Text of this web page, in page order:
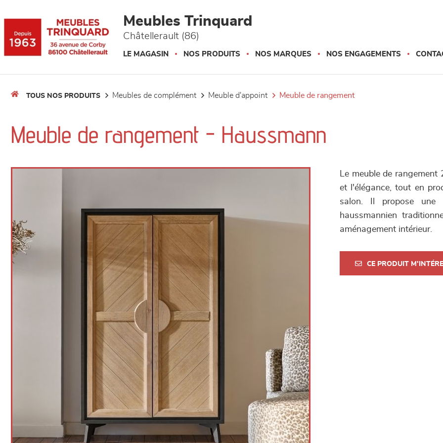
Meubles Trinquard
Châtellerault (86)
LE MAGASIN NOS PRODUITS NOS MARQUES NOS ENGAGEMENTS
TOUS NOS PRODUITS meubles de complément meuble d'appoint meuble de rangement
Meuble de rangement - Haussmann
Le meuble de
et l'élégance, tout en
salon. Il propose une
haussmannien
aménagement intérieur.
CE PRODUIT